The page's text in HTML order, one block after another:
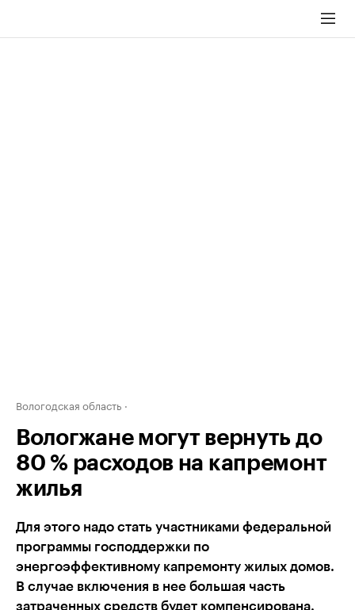
Вологодская область
Вологжане могут вернуть до
80 % расходов на капремонт
жилья
Для этого надо стать участниками федеральной
программы господдержки по
энергоэффективному капремонту жилых домов.
В случае включения в нее большая часть
затраченных средств будет компенсирована.